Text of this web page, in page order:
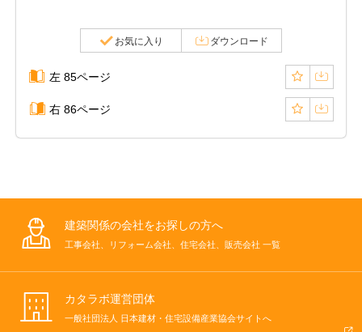
お気に入り ダウンロード
左 85ページ
右 86ページ
建築関係の会社をお探しの方へ
工事会社、リフォーム会社、住宅会社、販売会社 一覧
カタラボ運営団体
一般社団法人 日本建材・住宅設備産業協会サイトへ